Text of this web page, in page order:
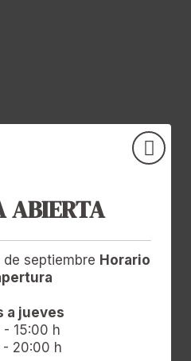
ABIERTA
de septiembre Horario
a jueves
- 15:00 h
- 20:00 h